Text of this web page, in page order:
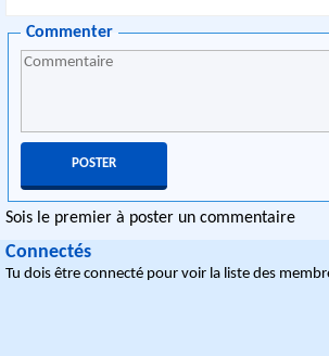
Commenter
Sois le premier à poster un commentaire
Connectés
Tu dois être connecté pour voir la liste des